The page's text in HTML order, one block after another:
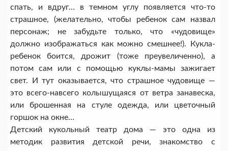
спать, и вдруг… в темном углу появляется что-то
страшное, (желательно, чтобы ребенок сам назвал
персонаж; не забудьте только, что «чудовище»
должно изображаться как можно смешнее!). Кукла-
ребенок боится, дрожит (тоже преувеличенно), а
потом сам или с помощью куклы-мамы зажигает
свет. И тут оказывается, что страшное чудовище —
это всего-навсего колышущаяся от ветра занавеска,
или брошенная на стуле одежда, или цветочный
горшок на окне…
Детский кукольный театр дома — это одна из
методик развития детской речи, знакомство с